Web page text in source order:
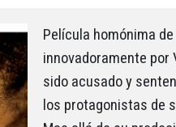
Película homónima
innovadoramente por
sido acusado y
los protagonistas de